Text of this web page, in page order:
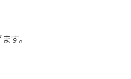
す。